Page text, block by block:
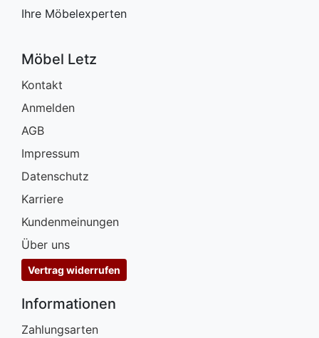
Ihre Möbelexperten
Möbel Letz
Kontakt
Anmelden
AGB
Impressum
Datenschutz
Karriere
Kundenmeinungen
Über uns
Vertrag widerrufen
Informationen
Zahlungsarten